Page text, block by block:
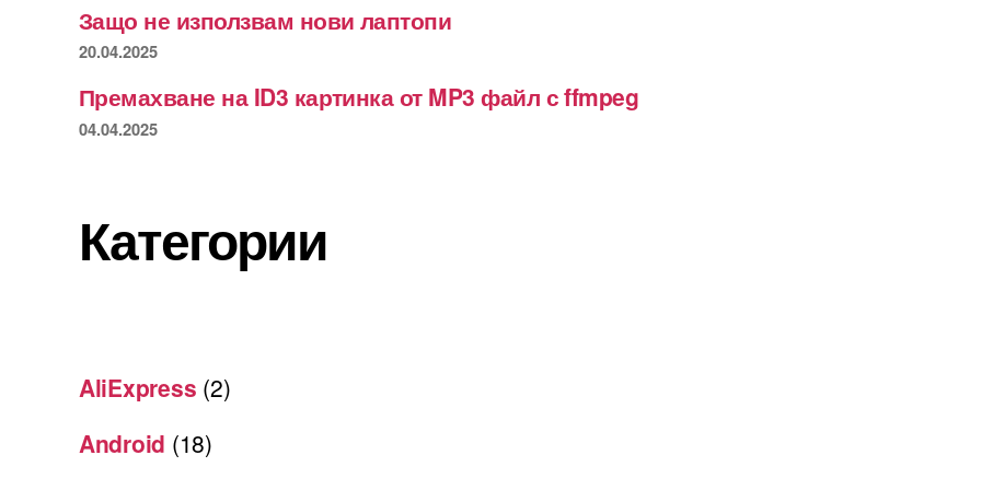
Защо не използвам нови лаптопи
20.04.2025
Премахване на ID3 картинка от MP3 файл с ffmpeg
04.04.2025
Категории
AliExpress (2)
Android (18)